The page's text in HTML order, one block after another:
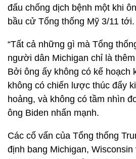
đấu chống dịch bệnh một khi
bầu cử Tổng thống Mỹ 3/11 tới.
“Tất cả những gì mà Tổng
người dân Michigan chỉ là
Bởi ông ấy không có kế hoạch
không có chiến lược thúc đẩy
hoảng, và không có tầm nhìn
ông Biden nhấn mạnh.
Các cố vấn của Tổng thống
định bang Michigan,